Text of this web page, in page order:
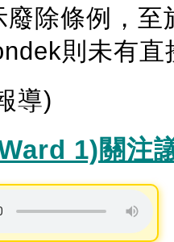
廢除條例，
則未有直
導)
1)關注